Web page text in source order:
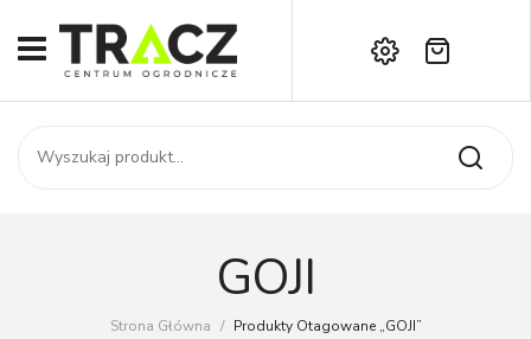
START
SKLEP
Kontakt
Brak produktów w koszyku.
GOJI
Strona Główna / Produkty Otagowane „GOJI”